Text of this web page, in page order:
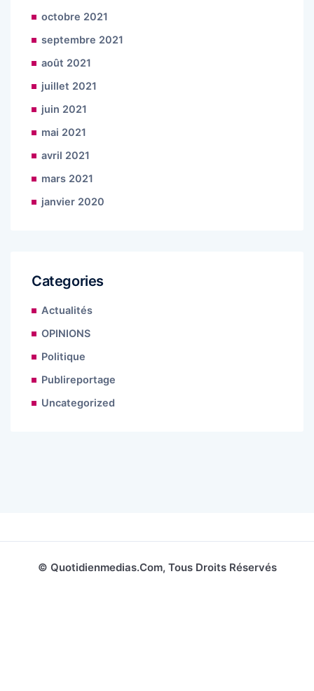
octobre 2021
septembre 2021
août 2021
juillet 2021
juin 2021
mai 2021
avril 2021
mars 2021
janvier 2020
Categories
Actualités
OPINIONS
Politique
Publireportage
Uncategorized
© Quotidienmedias.com, Tous Droits Réservés